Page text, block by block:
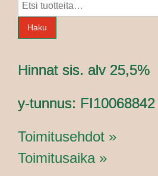
Haku
Hinnat sis. alv 25,5%
y-tunnus: FI10068842
Toimitusehdot »
Toimitusaika »